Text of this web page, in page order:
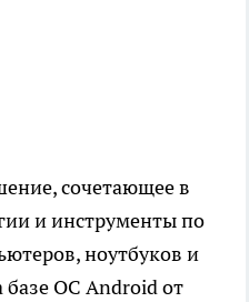
сочетающее в
и инструменты по
ноутбуков и
базе ОС Android от